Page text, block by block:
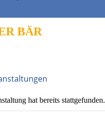
BÄR
hat bereits stattgefunden.